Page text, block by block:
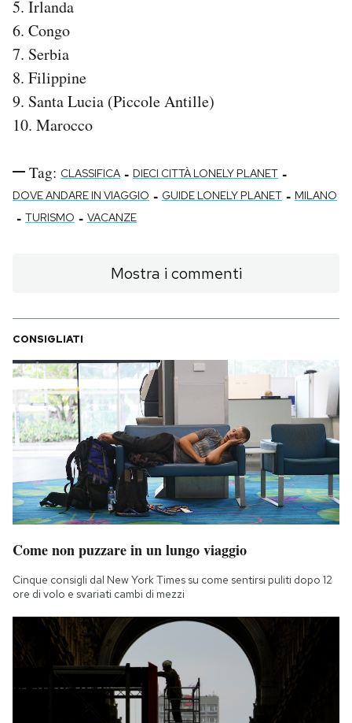
5. Irlanda
6. Congo
7. Serbia
8. Filippine
9. Santa Lucia (Piccole Antille)
10. Marocco
Tag: CLASSIFICA - DIECI CITTÀ LONELY PLANET -
DOVE ANDARE IN VIAGGIO - GUIDE LONELY PLANET - MILANO
- TURISMO - VACANZE
Mostra i commenti
CONSIGLIATI
Come non puzzare in un lungo viaggio
Cinque consigli dal New York Times su come sentirsi puliti dopo 12
ore di volo e svariati cambi di mezzi